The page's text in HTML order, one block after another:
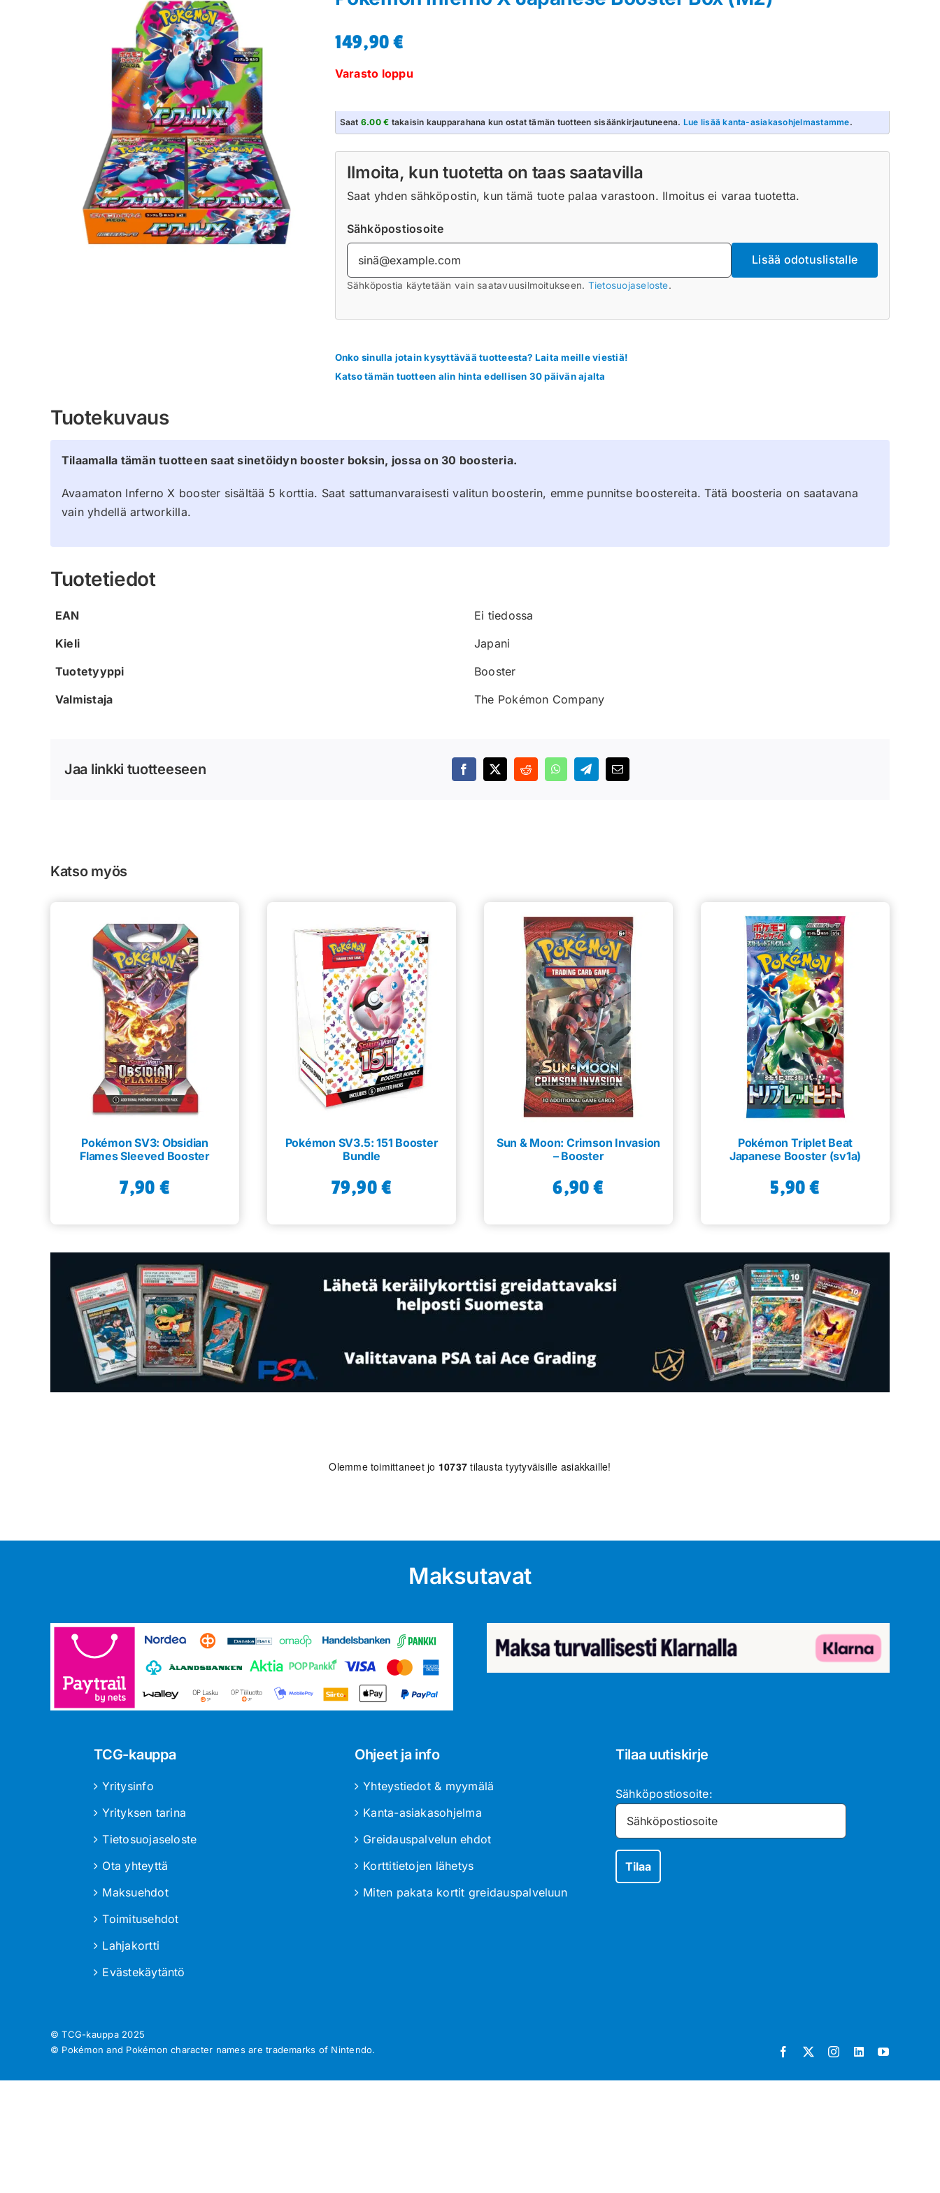
149,90€
Varasto loppu
Saat 6.00 € takaisin kaupparahana kun ostat tämän tuotteen sisäänkirjautuneena. Lue lisää kanta-asiakasohjelmastamme.
Ilmoita, kun tuotetta on taas saatavilla
Saat yhden sähköpostin, kun tämä tuote palaa varastoon. Ilmoitus ei varaa tuotetta.
Sähköpostiosoite
Lisää odotuslistalle
Sähköpostia käytetään vain saatavuusilmoitukseen. Tietosuojaseloste.
Onko sinulla jotain kysyttävää tuotteesta? Laita meille viestiä!
Katso tämän tuotteen alin hinta edellisen 30 päivän ajalta
Tuotekuvaus
Tilaamalla tämän tuotteen saat sinetöidyn booster boksin, jossa on 30 boosteria.
Avaamaton Inferno X booster sisältää 5 korttia. Saat sattumanvaraisesti valitun boosterin, emme punnitse boostereita. Tätä boosteria on saatavana
vain yhdellä artworkilla.
Tuotetiedot
EAN
Ei tiedossa
Kieli
Japani
Tuotetyyppi
Booster
Valmistaja
The Pokémon Company
Jaa linkki tuotteeseen
Katso myös
Pokémon SV3: Obsidian
Flames Sleeved Booster
7,90 €
Pokémon SV3.5: 151 Booster
Bundle
79,90€
Sun & Moon: Crimson Invasion
– Booster
6,90€
Pokémon Triplet Beat
Japanese Booster (sv1a)
5,90€
Olemme toimittaneet jo 10737 tilausta tyytyväisille asiakkaille!
Maksutavat
TCG-kauppa
Yritysinfo
Yrityksen tarina
Tietosuojaseloste
Ota yhteyttä
Maksuehdot
Toimitusehdot
Lahjakortti
Evästekäytäntö
Ohjeet ja info
Yhteystiedot & myymälä
Kanta-asiakasohjelma
Greidauspalvelun ehdot
Korttitietojen lähetys
Miten pakata kortit greidauspalveluun
Tilaa uutiskirje
Sähköpostiosoite:
© TCG-kauppa 2025
© Pokémon and Pokémon character names are trademarks of Nintendo.